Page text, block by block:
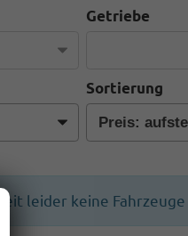
Getriebe
Sortierung
leider keine